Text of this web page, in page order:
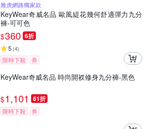
雅虎網路獨家款
KeyWear奇威名品 歐風緹花幾何舒適彈力九分
褲-可可色
$360 6折
5 (4)
限時下殺 券
KeyWear奇威名品 時尚開衩修身九分褲-黑色
$1,101 61折
限時下殺 券